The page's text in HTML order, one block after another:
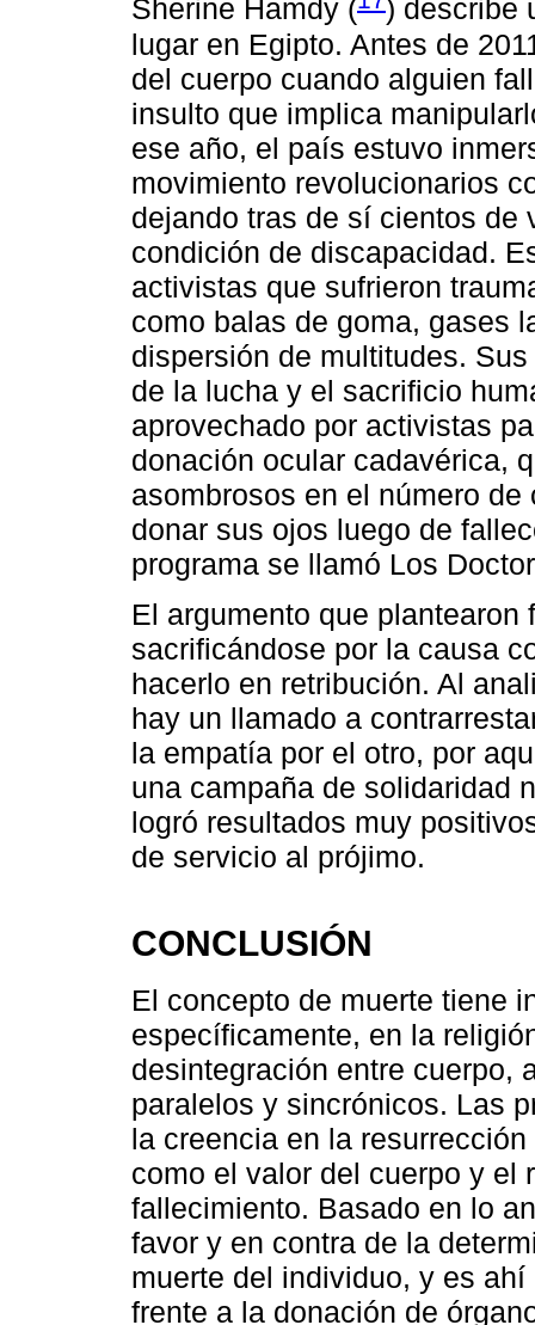
Sherine Hamdy (
) describe
lugar en Egipto. Antes de
del cuerpo cuando alguien
insulto que implica
ese año, el país estuvo
movimiento revolucionarios
dejando tras de sí cientos de
condición de discapacidad.
activistas que sufrieron
como balas de goma, gases
dispersión de multitudes.
de la lucha y el sacrificio
aprovechado por activistas
donación ocular cadavérica,
asombrosos en el número
donar sus ojos luego de
programa se llamó Los
El argumento que
sacrificándose por la causa
hacerlo en retribución. Al
hay un llamado a
la empatía por el otro, por
una campaña de solidaridad
logró resultados muy
de servicio al prójimo.
CONCLUSIÓN
El concepto de muerte tiene
específicamente, en la
desintegración entre cuerpo,
paralelos y sincrónicos. Las
la creencia en la
como el valor del cuerpo y el
fallecimiento. Basado en lo
favor y en contra de la
muerte del individuo, y es
frente a la donación de